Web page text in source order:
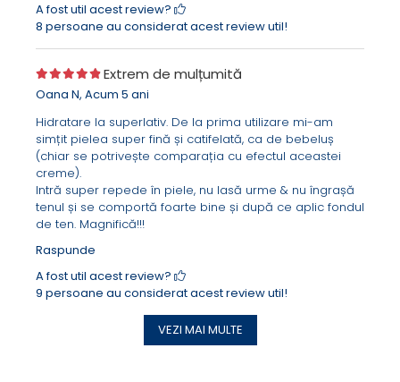
Este bio-compatibil cu organismul uman si are o
capacitate ridicata de penetrare, promovand astfel
functia de reparare a pielii;
Testat dermatologic prin studiu clinic si eco-certificat.
Untul de Shea (Karité)
Unt de origine vegetala, cu un continut bogat în acizi
grasi si steroli (acid oleic, palmitic, linoleic si stearic),
vitamine (A, E, D si F), antioxidanti naturali (catechine)
si esteri ai acidului cinamic;
Stimuleaza regenerarea celulara si productia de
colagen;
Prezinta importante proprietati hidratante, nutritive si
emoliente;
Accelereaza procesul de reparare al pielii si
favorizeaza cicatrizarea;
Hraneste pielea in profunzime si o protejeaza de
factorii de mediu si de razele UV;
Actiune antioxidanta datorata catechinelor;
Proprietati antiinflamatoare si calmante gratie
A fost util acest review?
8 persoane au considerat acest review util!
Extrem de mulțumită
Oana N, Acum 5 ani
Hidratare la superlativ. De la prima utilizare mi-am
simțit pielea super fină și catifelată, ca de bebeluș
(chiar se potrivește comparația cu efectul aceastei
creme).
Intră super repede în piele, nu lasă urme & nu îngrașă
tenul și se comportă foarte bine și după ce aplic fondul
de ten. Magnifică!!!
Raspunde
A fost util acest review?
9 persoane au considerat acest review util!
VEZI MAI MULTE